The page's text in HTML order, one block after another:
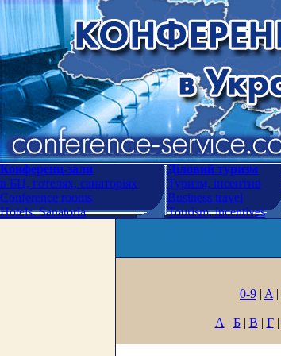
Конференц-зали
в БЦ, готелях, санаторіях
Conference rooms
Hotels. Sanatoria
Діловий туризм
Туризм, інсентив
Business travel
Tourism, incentives
0-9 | A |
А | Б| В | Г|